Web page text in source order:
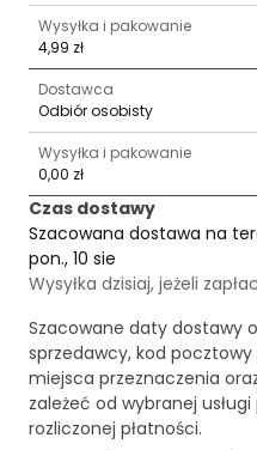
Wysyłka i pakowanie
4,99 zł
Dostawca
Odbiór osobisty
Wysyłka i pakowanie
0,00 zł
Czas dostawy
Szacowana dostawa na
pon., 10 sie
Wysyłka dzisiaj, jeżeli
Szacowane daty dostawy
sprzedawcy, kod
miejsca przeznaczenia
zależeć od wybranej
rozliczonej płatności.